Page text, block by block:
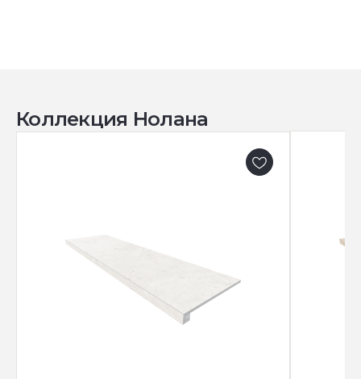
Коллекция Нолана